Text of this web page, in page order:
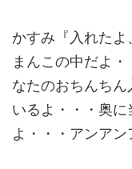
かすみ『入れた
まんこの中だよ
なたのおちんち
いるよ・・・奥
よ・・・アンアン